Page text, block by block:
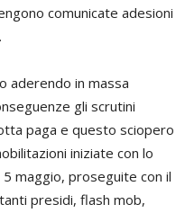
comunicate adesioni
aderendo in massa
gli scrutini
paga e questo sciopero
iniziate con lo
maggio, proseguite con il
presidi, flash mob,